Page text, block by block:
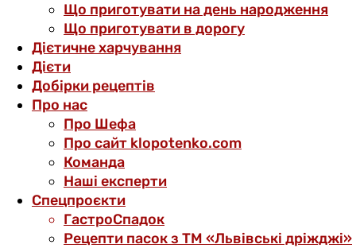
Що приготувати на день народження
Що приготувати в дорогу
Дієтичне харчування
Дієти
Добірки рецептів
Про нас
Про Шефа
Про сайт klopotenko.com
Команда
Наші експерти
Спецпроєкти
ГастроСпадок
Рецепти пасок з ТМ «Львівські дріжджі»